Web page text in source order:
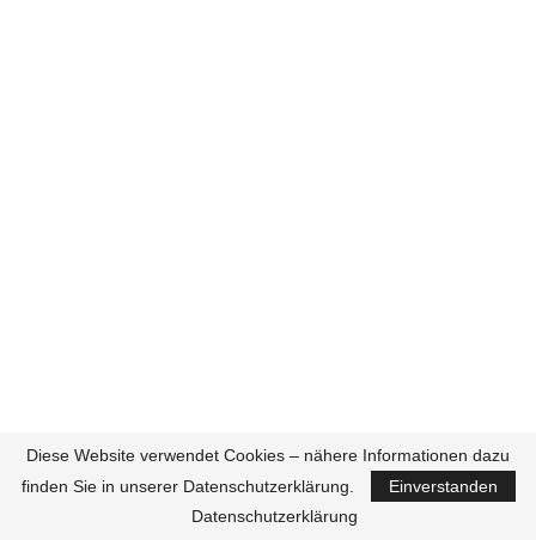
Diese Website verwendet Cookies – nähere Informationen dazu
finden Sie in unserer Datenschutzerklärung.
Einverstanden
Datenschutzerklärung